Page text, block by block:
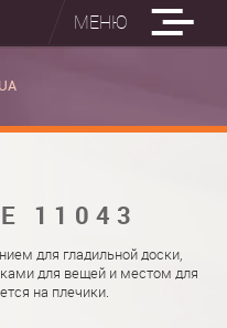
МЕНЮ
UA
11043
для гладильной доски,
для вещей и местом для
на плечики.
ДОСКИ
ДОСКА "РУСАЛКА"